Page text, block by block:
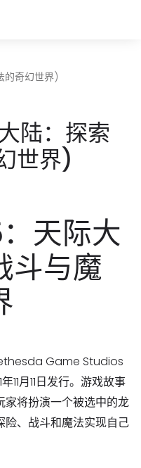
的奇幻世界)
陆：探索
世界)
天际大
斗与魔
Game Studios
11月11日发行。游戏故事
家将扮演一个被选中的龙
险、战斗和魔法实现自己